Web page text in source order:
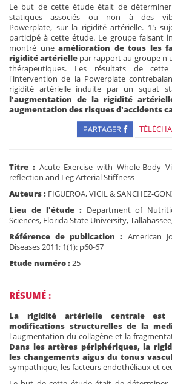
Le but de cette étude était de
statiques associés ou non à des
Powerplate, sur la rigidité artérielle. 15
participé à cette étude. Le groupe faisant
montré une amélioration de tous les
rigidité artérielle par rapport au groupe
thérapeutiques. Les résultats de
l'intervention de la Powerplate
rigidité artérielle induite par un squat
l'augmentation de la rigidité
augmentation des risques d'accidents
PARTAGER
Titre : Acute Exercise with Whole-Body
reflection and Leg Arterial Stiffness
Auteurs : FIGUEROA, VICIL & SANCHEZ-
Lieu de l'étude : Department of
Sciences, Florida State University,
Référence de publication : American
Diseases 2011; 1(1): p60-67
Etude numéro :25
RÉSUMÉ :
La rigidité artérielle centrale est
modifications structurelles de la
l'augmentation du collagène et la
Dans les artères périphériques, la
les changements aigus du tonus
sympathique, les facteurs endothéliaux et